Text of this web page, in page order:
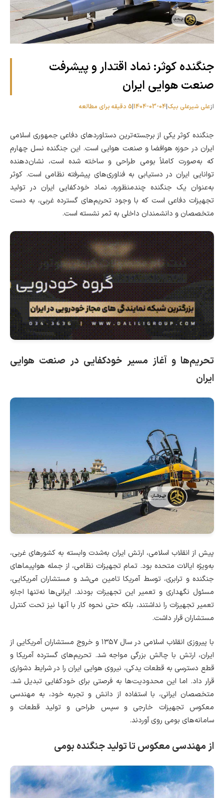
جنگنده کوثر: نماد اقتدار و پیشرفت
صنعت هوایی ایران
ازعلی شیرعلی بیک|
1404-03-04
|5 دقیقه برای مطالعه
جنگنده کوثر یکی از برجسته‌ترین دستاوردهای دفاعی جمهوری اسلامی
ایران در حوزه هوافضا و صنعت هوایی است. این جنگنده نسل چهارم
که به‌صورت کاملاً بومی طراحی و ساخته شده است، نشان‌دهنده
توانایی ایران در دستیابی به فناوری‌های پیشرفته نظامی است. کوثر
به‌عنوان یک جنگنده چندمنظوره، نماد خودکفایی ایران در تولید
تجهیزات دفاعی است که با وجود تحریم‌های گسترده غربی، به دست
متخصصان و دانشمندان داخلی به ثمر نشسته است.
تحریم‌ها و آغاز مسیر خودکفایی در صنعت هوایی
ایران
پیش از انقلاب اسلامی، ارتش ایران به‌شدت وابسته به کشورهای غربی،
به‌ویژه ایالات متحده بود. تمام تجهیزات نظامی، از جمله هواپیماهای
جنگنده و ترابری، توسط آمریکا تامین می‌شد و مستشاران آمریکایی،
مسئول نگهداری و تعمیر این تجهیزات بودند. ایرانی‌ها نه‌تنها اجازه
تعمیر تجهیزات را نداشتند، بلکه حتی نحوه کار با آنها نیز تحت کنترل
مستشاران قرار داشت.
با پیروزی انقلاب اسلامی در سال ۱۳۵۷ و خروج مستشاران آمریکایی از
ایران، ارتش با چالش بزرگی مواجه شد. تحریم‌های گسترده آمریکا و
قطع دسترسی به قطعات یدکی، نیروی هوایی ایران را در شرایط دشواری
قرار داد. اما این محدودیت‌ها به فرصتی برای خودکفایی تبدیل شد.
متخصصان ایرانی، با استفاده از دانش و تجربه خود، به مهندسی
معکوس تجهیزات خارجی و سپس طراحی و تولید قطعات و
سامانه‌های بومی روی آوردند.
از مهندسی معکوس تا تولید جنگنده بومی